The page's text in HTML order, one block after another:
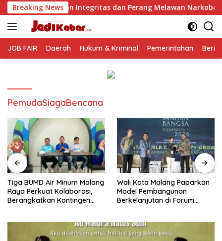
Langsung
ke
konten
Breaking News
dan Perang Melawan Narkoba Tiga BUMD Air
JOB FAIR Daerah Hukum & Kriminal Pemerintahan
PemudaSiagaBencana
Tiga BUMD Air Minum Malang
Raya Perkuat Kolaborasi,
Berangkatkan Kontingen
Wali Kota Malang Paparkan
Model Pembangunan
Berkelanjutan di Forum